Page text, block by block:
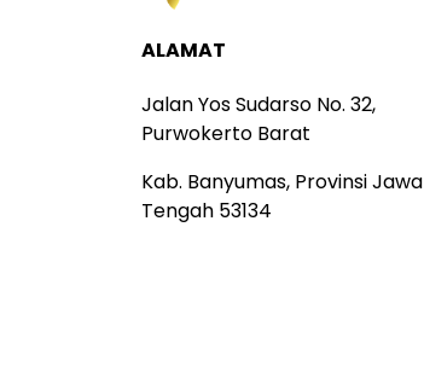
ALAMAT
Jalan Yos Sudarso No. 32,
Purwokerto Barat
Kab. Banyumas, Provinsi Jawa
Tengah 53134